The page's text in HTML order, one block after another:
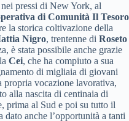
pressi di New York, al
di Comunità Il Tesoro
la storica coltivazione della
Nigro, trentenne di Roseto
è stata possibile anche grazie
Cei, che ha compiuto a sua
di migliaia di giovani
propria vocazione lavorativa,
alla nascita di centinaia di
prima al Sud e poi su tutto il
anche l’opportunità a tanti